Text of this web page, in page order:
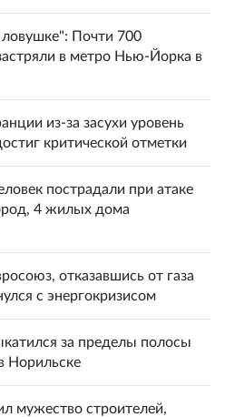
ловушке": Почти 700
в метро Нью-Йорка в
из-за засухи уровень
критической отметки
пострадали при атаке
4 жилых дома
отказавшись от газа
с энергокризисом
за пределы полосы
Норильске
мужество строителей,